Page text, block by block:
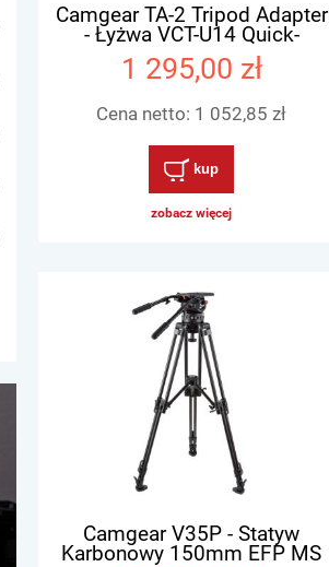
Camgear TA-2 Tripod Adapter
- Łyżwa VCT-U14 Quick-
Release
1 295,00 zł
Cena netto: 1 052,85 zł
kup
zobacz więcej
Camgear V35P - Statyw
Karbonowy 150mm EFP MS